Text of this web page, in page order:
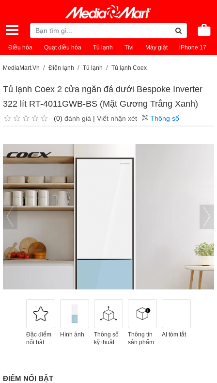
Điều hòa Quạt điều hòa Tủ lạnh Tivi Máy giặt iPhone 17
MediaMart.Vn Điện lạnh Tủ lạnh Tủ lạnh Coex
Tủ lạnh Coex 2 cửa ngăn đá dưới Bespoke Inverter
322 lít RT-4011GWB-BS (Mặt Gương Trắng Xanh)
(0) đánh giá | Viết nhận xét Thông số
Đặc điểm
nổi bật
Hình ảnh
Thông số
kỹ thuật
Thông tin
sản phẩm
AI tóm tắt
ĐIỂM NỔI BẬT